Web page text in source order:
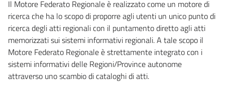
Il Motore Federato Regionale è realizzato come un motore di
ricerca che ha lo scopo di proporre agli utenti un unico punto di
ricerca degli atti regionali con il puntamento diretto agli atti
memorizzati sui sistemi informativi regionali. A tale scopo il
Motore Federato Regionale è strettamente integrato con i
sistemi informativi delle Regioni/Province autonome
attraverso uno scambio di cataloghi di atti.